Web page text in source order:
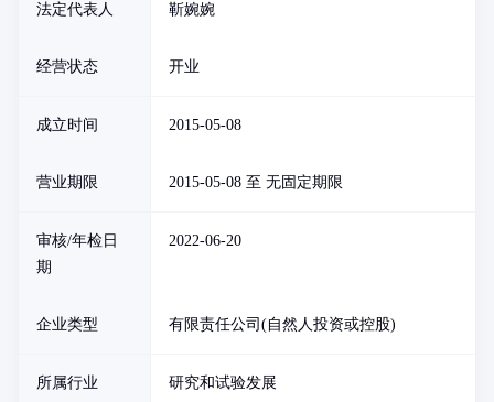
法定代表人 靳婉婉
经营状态 开业
成立时间 2015-05-08
营业期限 2015-05-08 至 无固定期限
审核/年检日
期
2022-06-20
企业类型 有限责任公司(自然人投资或控股)
所属行业 研究和试验发展